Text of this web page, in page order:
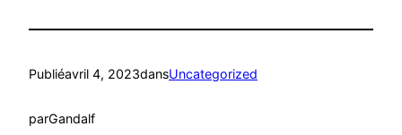
Publiéavril 4, 2023dansUncategorized
parGandalf